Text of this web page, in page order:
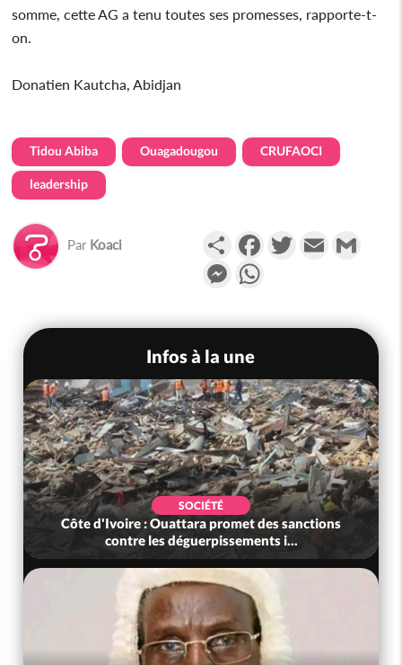
somme, cette AG a tenu toutes ses promesses, rapporte-t-
on.
Donatien Kautcha, Abidjan
Tidou Abiba Ouagadougou CRUFAOCI
leadership
Par Koaci PartagerFacebookTwitterEmail
Messenger
Infos à la une
SOCIÉTÉ
Côte d'Ivoire : Ouattara promet des sanctions
contre les déguerpissements i...